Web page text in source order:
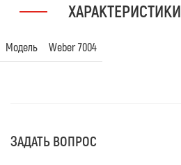
ХАРАКТЕРИСТИКИ
Модель Weber 7004
ЗАДАТЬ ВОПРОС